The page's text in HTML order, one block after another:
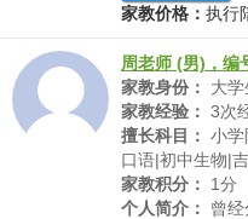
家教价格： 执行
周老师 (男)，编
家教身份：
大学
家教经验： 3次
擅长科目： 小
口语|初中生物|
家教积分：
1分
个人简介：
曾